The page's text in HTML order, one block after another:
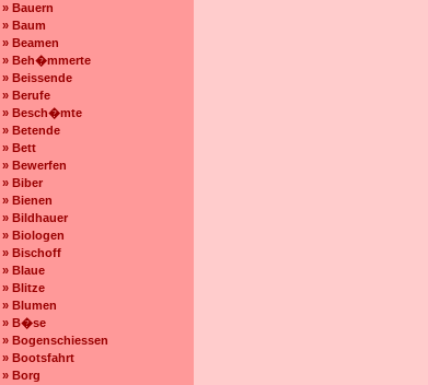
» Bauern
» Baum
» Beamen
» Beh�mmerte
» Beissende
» Berufe
» Besch�mte
» Betende
» Bett
» Bewerfen
» Biber
» Bienen
» Bildhauer
» Biologen
» Bischoff
» Blaue
» Blitze
» Blumen
» B�se
» Bogenschiessen
» Bootsfahrt
» Borg